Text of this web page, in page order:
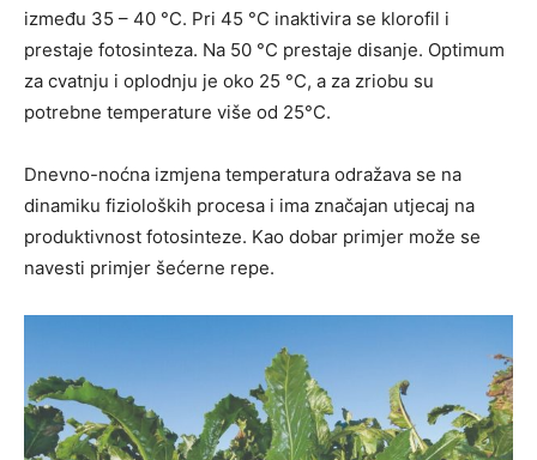
između 35 – 40 °C. Pri 45 °C inaktivira se klorofil i
prestaje fotosinteza. Na 50 °C prestaje disanje. Optimum
za cvatnju i oplodnju je oko 25 °C, a za zriobu su
potrebne temperature više od 25°C.
Dnevno-noćna izmjena temperatura odražava se na
dinamiku fizioloških procesa i ima značajan utjecaj na
produktivnost fotosinteze. Kao dobar primjer može se
navesti primjer šećerne repe.